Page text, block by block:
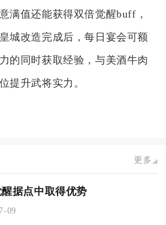
满值还能获得双倍觉醒buff，
城改造完成后，每日宴会可额
的同时获取经验，与美酒牛肉
提升武将实力。
更多
据点中取得优势
09